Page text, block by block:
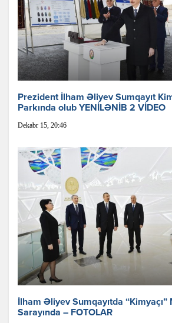
Prezident İlham Əliyev Sumqayıt
Parkında olub YENİLƏNİB 2 VİDEO
Dekabr 15, 20:46
İlham Əliyev Sumqayıtda
Sarayında – FOTOLAR